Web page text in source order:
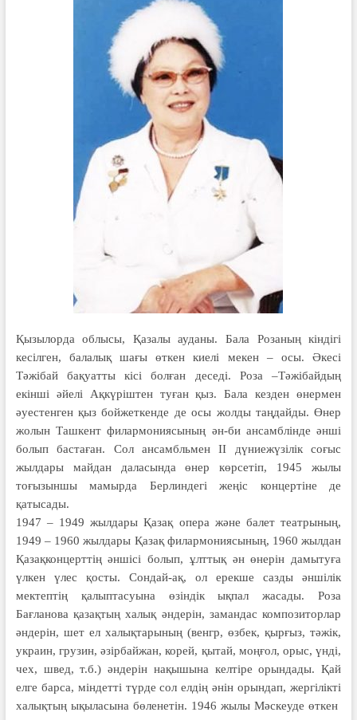
Қызылорда облысы, Қазалы ауданы. Бала Розаның кіндігі
кесілген, балалық шағы өткен киелі мекен – осы. Әкесі
Тәжібай бақуатты кісі болған деседі. Роза –Тәжібайдың
екінші әйелі Ақкүріштен туған қыз. Бала кезден өнермен
әуестенген қыз бойжеткенде де осы жолды таңдайды. Өнер
жолын Ташкент филармониясының ән-би ансамблінде әнші
болып бастаған. Сол ансамбльмен ІІ дүниежүзілік соғыс
жылдары майдан даласында өнер көрсетіп, 1945 жылы
тоғызыншы мамырда Берлиндегі жеңіс концертіне де
қатысады.
1947 – 1949 жылдары Қазақ опера және балет театрының,
1949 – 1960 жылдары Қазақ филармониясының, 1960 жылдан
Қазақконцерттің әншісі болып, ұлттық ән өнерін дамытуға
үлкен үлес қосты. Сондай-ақ, ол ерекше сазды әншілік
мектептің қалыптасуына өзіндік ықпал жасады. Роза
Бағланова қазақтың халық әндерін, замандас композиторлар
әндерін, шет ел халықтарының (венгр, өзбек, қырғыз, тәжік,
украин, грузин, әзірбайжан, корей, қытай, моңғол, орыс, үнді,
чех, швед, т.б.) әндерін нақышына келтіре орындады. Қай
елге барса, міндетті түрде сол елдің әнін орындап, жергілікті
халықтың ықыласына бөленетін. 1946 жылы Мәскеуде өткен